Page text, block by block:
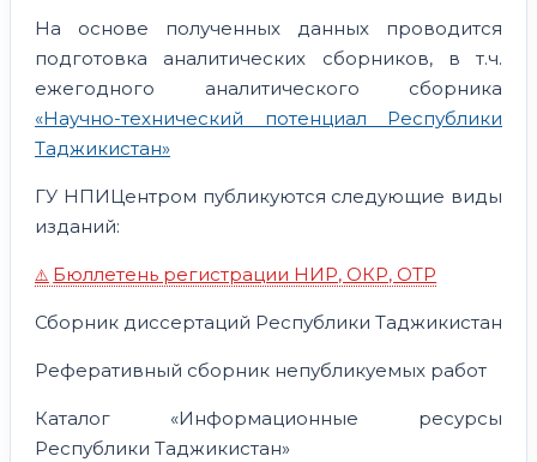
На основе полученных данных проводится
подготовка аналитических сборников, в т.ч.
ежегодного аналитического сборника
«Научно-технический потенциал Республики
Таджикистан»
ГУ НПИЦентром публикуются следующие виды
изданий:
Бюллетень регистрации НИР, ОКР, ОТР
Сборник диссертаций Республики Таджикистан
Реферативный сборник непубликуемых работ
Каталог «Информационные ресурсы
Республики Таджикистан»